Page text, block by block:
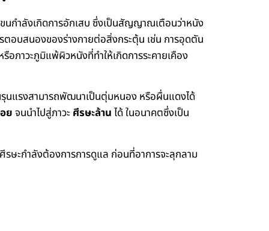
นกำลังเกิดการอักเสบ ซึ่งเป็นสัญญาณเตือนว่าหนัง
อบสนองของร่างกายต่อสิ่งกระตุ้น เช่น การอุดตัน
ภาวะภูมิแพ้ผิวหนังที่ทำให้เกิดการระคายเคือง
นแรงสามารถพัฒนาเป็นตุ่มหนอง หรือผื่นแดงได้
ยจนนำไปสู่ภาวะ ศีรษะล้านได้ ในอนาคตซึ่งเป็น
ษะกำลังต้องการการดูแล ก่อนที่อาการจะลุกลาม